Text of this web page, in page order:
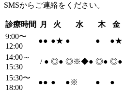
SMSからご連絡をください。
診療時間 月 火 水 木 金
9:00〜
12:00
●● ●★ ● ● ●★
14:00～
15:30
/ ● ◎● ◎※◆● ◎● ◎●
15:30〜
18:00
●● ● ●※ ● ●